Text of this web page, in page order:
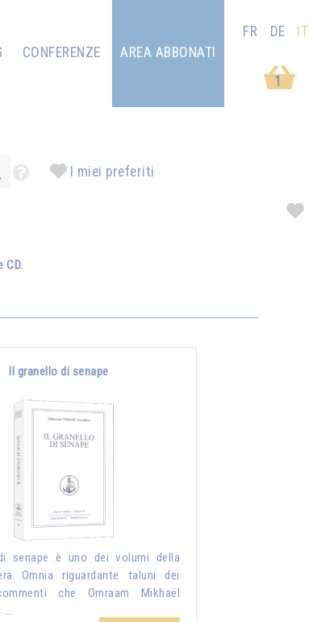
CONFERENZE
1
AREA ABBONATI
FR DE IT
I miei preferiti
CD.
Il granello di senape
senape è uno dei volumi della
Omnia riguardante taluni dei
che Omraam Mikhaël
…